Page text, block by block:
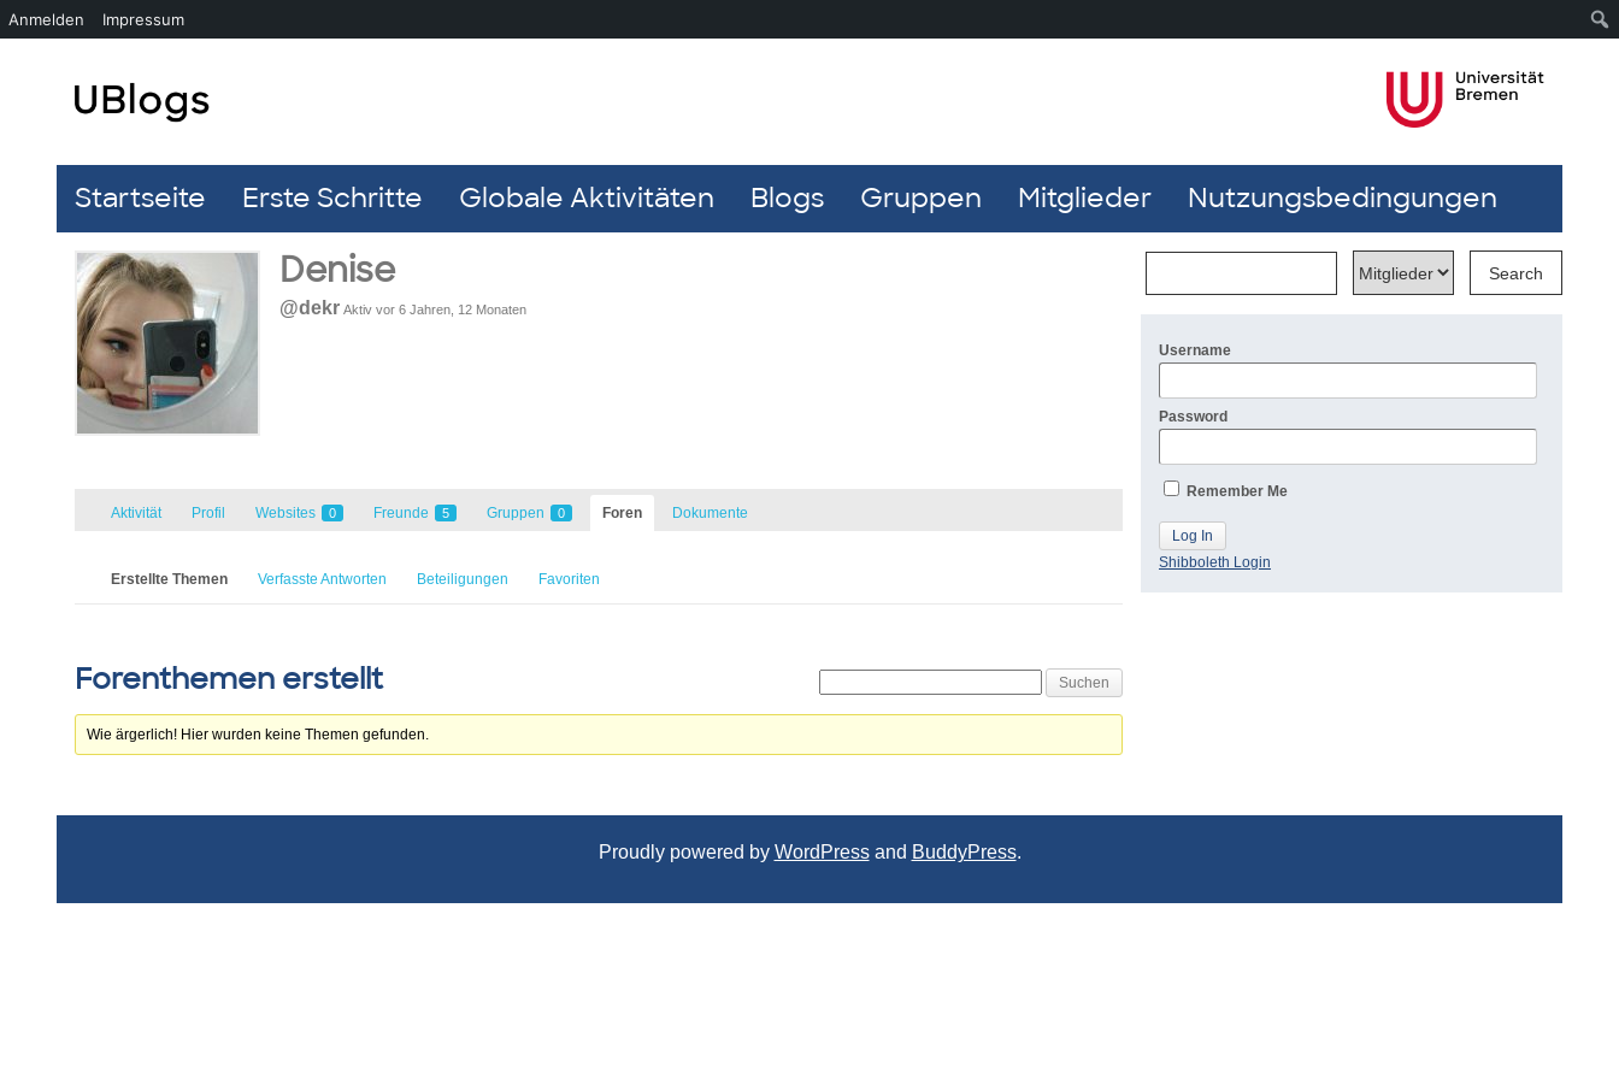
Startseite Erste Schritte Globale Aktivitäten Blogs Gruppen Mitglieder Nutzungsbedingungen
Denise
@dekr Aktiv vor 6 Jahren, 12 Monaten
Aktivität Profil Websites 0 Freunde 5 Gruppen 0 Foren Dokumente
Erstellte Themen Verfasste Antworten Beteiligungen Favoriten
Forenthemen erstellt
Wie ärgerlich! Hier wurden keine Themen gefunden.
Username
Password
Remember Me
Shibboleth Login
Proudly powered by WordPressand BuddyPress.
Anmelden Impressum